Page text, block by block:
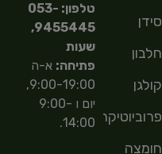
סידן
חלבון
קולגן
פרוביוטיקה
חומצה
טלפון: 053-
9455445,
שעות
פתיחה: א-ה
9:00-19:00,
יום ו 9:00-
14:00.